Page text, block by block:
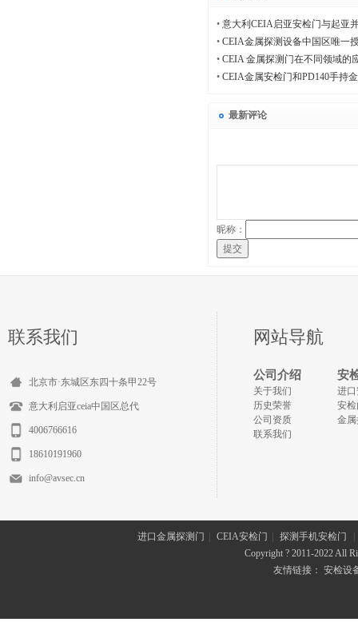
• 意大利CEIA启亚安检门与起亚
• CEIA金属探测设备中国区唯一
• CEIA 金属探测门在不同领域的
• CEIA金属安检门和PD140手持
最新评论
昵称：
提交
联系我们
北京市·东城区东四十条甲22号
意大利启亚ceia中国区总代
4006766616
18610191960
info@avsec.cn
网站导航
公司介绍
关于我们
历史荣誉
公司资质
联系我们
安
进
安
金
进口金属探测门 CEIA安检门 探测手机安检门
Copyright ? 2011-2022 All
友情链接： 安检设